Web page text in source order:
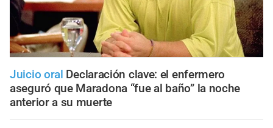
Juicio oral Declaración clave: el enfermero
aseguró que Maradona “fue al baño” la noche
anterior a su muerte